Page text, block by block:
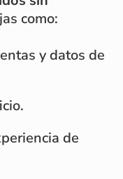
como:
y datos de
de